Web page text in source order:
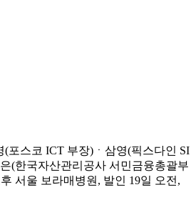
포스코 ICT 부장)ㆍ삼영(픽스다인 SI
(한국자산관리공사 서민금융총괄부
서울 보라매병원, 발인 19일 오전,